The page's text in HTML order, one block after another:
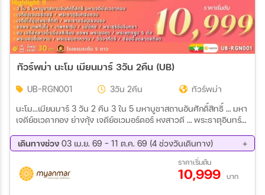
ทัวร์พม่า นะโม เมียนมาร์ 3วัน 2คืน (UB)
UB-RGN001 3วัน 2คืน
ทัวร์พม่า
นะโม...เมียนมาร์ 3 วัน 2 คืน 3 ใน 5 มหาบูชาสถานอันศักดิ์สิทธิ์ … มหา
เจดีย์ชเวดากอง ย่างกุ้ง เจดีย์ชเวมอร์ดอร์ หงสาวดี … พระธาตุอินทร์
จันทรา ชมเจดีย์กลางน้ำ เมืองสิเรียม ขอพร พระอุปคุต พระพุทธรูป 5
ต่อ พระนอนยิ้มหวาน / เจดีย์ไจ๊ปุ่น / พระราชวังบุเรงนอง / วัดงาทัตจี
/ วัดพระนอนตาหวาน เมนูพิเศษ !! บุฟเฟ่ต์ซีฟู้ด / กุ้งแม่น้ำ ... พร้อม
รับของที่ระลึกทุกที่นั่ง
เดินทางช่วง 03 เม.ย. 69 - 11 ต.ค. 69 (4 ช่วงวันเดินทาง)
11 ก.ย. 69 - 13 ก.ย. 69
25 ก.ย. 69 - 27 ก.ย. 69
09 ต.ค. 69 - 11 ต.ค. 69
ราคาเริ่มต้น
10,999 บาท